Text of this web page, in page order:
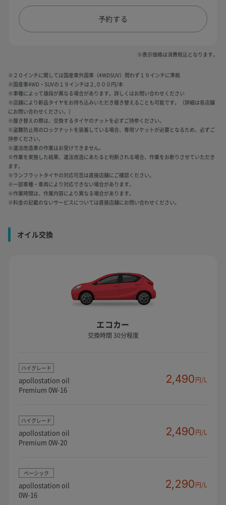
予約する
※表示価格は消費税込となります。
※２０インチに関しては国産車外国車（4WDSUV）問わず１９インチに準拠
※国産車4WD・SUVの１９インチは２,０００円/本
※車種によって値段が異なる場合があります。詳しくはお問い合わせください
※店舗により新品タイヤをお持ち込みいただき履き替えることも可能です。（詳細は各店舗
にお問い合わせください。）
※履き替えの際は、交換するタイヤのナットを必ずご持参ください。
※盗難防止用のロックナットを装着している場合、専用ソケットが必要となるため、必ずご
持参ください。
※違法改造車の作業はお受けできません。
※作業を実施した結果、違法改造にあたると判断される場合、作業をお断りさせていただき
ます。
※ランフラットタイヤの対応可否は直接店舗にご確認ください。
※一部車種・車両により対応できない場合があります。
※作業時間は、作業内容により異なる場合があります。
※料金の記載のないサービスについては直接店舗にお問い合わせください。
オイル交換
エコカー
交換時間 30分程度
ハイグレード
apollostation oil
Premium 0W-16
2,490円/L
ハイグレード
apollostation oil
Premium 0W-20
2,490円/L
ベーシック
apollostation oil
0W-16
2,290円/L